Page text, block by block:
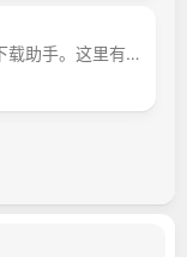
猪软件库是一个强大的软件下载助手。这里有大量的软件和游戏资源，包括黑色技术软件和破解游戏。经过清晰的筛选和分类，用户可以很容易地找到所需的资源；所有资源均免费下载，严格审核，确保无病毒；软件界面干净简单，无内置广告，欢迎感兴趣的合作伙伴下载。 软件特色1、大量的软件资源，涵盖各种类型的应用，满足用户的多样化需求。 2、所有软件的分类都非常清晰，搜索功能方便，...